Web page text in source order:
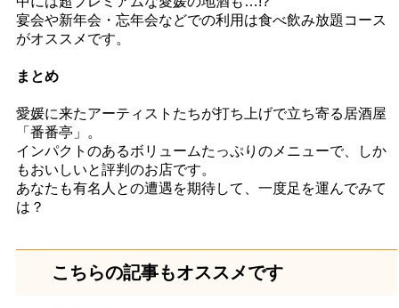
宴会や新年会・忘年会などでの利用は食べ飲み放題コース
がオススメです。
まとめ
愛媛に来たアーティストたちが打ち上げで立ち寄る居酒屋
「番番亭」。
インパクトのあるボリュームたっぷりのメニューで、しか
もおいしいと評判のお店です。
あなたも有名人との遭遇を期待して、一度足を運んでみて
は？
こちらの記事もオススメです